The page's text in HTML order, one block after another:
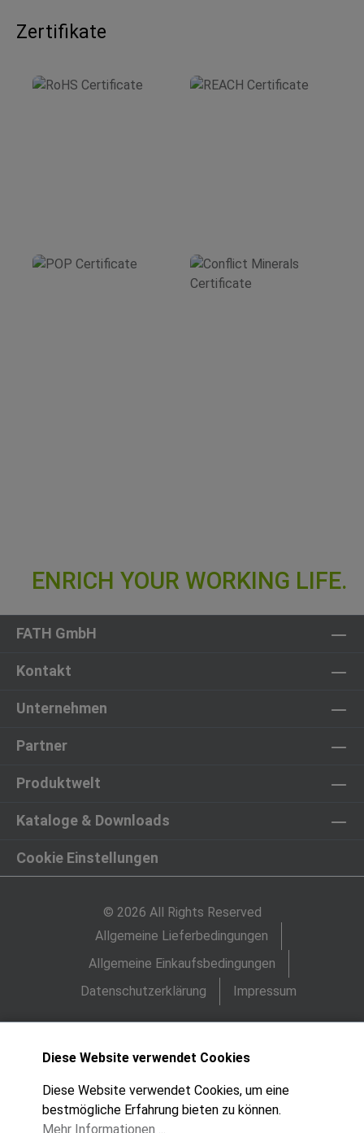
Zertifikate
FATH GmbH
Kontakt
Unternehmen
Partner
Produktwelt
Kataloge & Downloads
Cookie Einstellungen
© 2026 All Rights Reserved
Allgemeine Lieferbedingungen
Allgemeine Einkaufsbedingungen
Datenschutzerklärung
Impressum
Diese Website verwendet Cookies
Diese Website verwendet Cookies, um eine
bestmögliche Erfahrung bieten zu können.
Mehr Informationen ...